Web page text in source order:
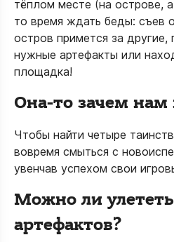
тёплом месте (на острове,
то время ждать беды: съев
остров примется за
нужные артефакты или
площадка!
Она-то зачем нам
Чтобы найти четыре
вовремя смыться с
увенчав успехом свои
Можно ли
артефактов?